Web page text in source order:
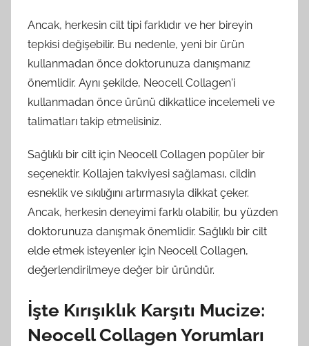
Ancak, herkesin cilt tipi farklıdır ve her bireyin
tepkisi değişebilir. Bu nedenle, yeni bir ürün
kullanmadan önce doktorunuza danışmanız
önemlidir. Aynı şekilde, Neocell Collagen'i
kullanmadan önce ürünü dikkatlice incelemeli ve
talimatları takip etmelisiniz.
Sağlıklı bir cilt için Neocell Collagen popüler bir
seçenektir. Kollajen takviyesi sağlaması, cildin
esneklik ve sıkılığını artırmasıyla dikkat çeker.
Ancak, herkesin deneyimi farklı olabilir, bu yüzden
doktorunuza danışmak önemlidir. Sağlıklı bir cilt
elde etmek isteyenler için Neocell Collagen,
değerlendirilmeye değer bir üründür.
İşte Kırışıklık Karşıtı Mucize:
Neocell Collagen Yorumları